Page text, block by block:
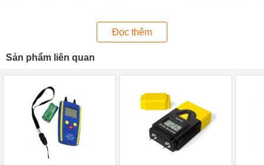
Laserliner 082.332A có vẻ ngoài nhỏ gọn
Sau thân máy là miếng cảm biến có nhiệm vụ đo lường độ
Đọc thêm
Sản phẩm liên quan